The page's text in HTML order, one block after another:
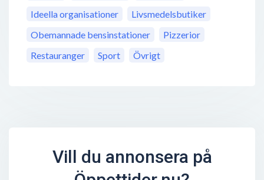
Ideella organisationer
Livsmedelsbutiker
Obemannade bensinstationer
Pizzerior
Restauranger
Sport Övrigt
Vill du annonsera på